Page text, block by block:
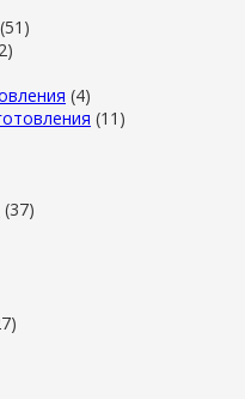
(51)
(4)
(11)
(37)